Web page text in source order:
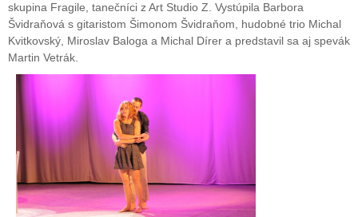
skupina Fragile, tanečníci z Art Studio Z. Vystúpila Barbora
Švidraňová s gitaristom Šimonom Švidraňom, hudobné trio Michal
Kvitkovský, Miroslav Baloga a Michal Dírer a predstavil sa aj spevák
Martin Vetrák.